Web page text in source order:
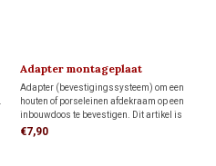
Adapter montageplaat
Adapter (bevestigingssysteem) om een
houten of porseleinen afdekraam op een
inbouwdoos te bevestigen. Dit artikel is
alleen nodig wanneer je een FONTINI-
€7,90